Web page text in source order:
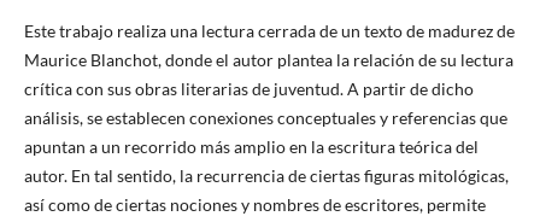
Este trabajo realiza una lectura cerrada de un texto de madurez de
Maurice Blanchot, donde el autor plantea la relación de su lectura
crítica con sus obras literarias de juventud. A partir de dicho
análisis, se establecen conexiones conceptuales y referencias que
apuntan a un recorrido más amplio en la escritura teórica del
autor. En tal sentido, la recurrencia de ciertas figuras mitológicas,
así como de ciertas nociones y nombres de escritores, permite